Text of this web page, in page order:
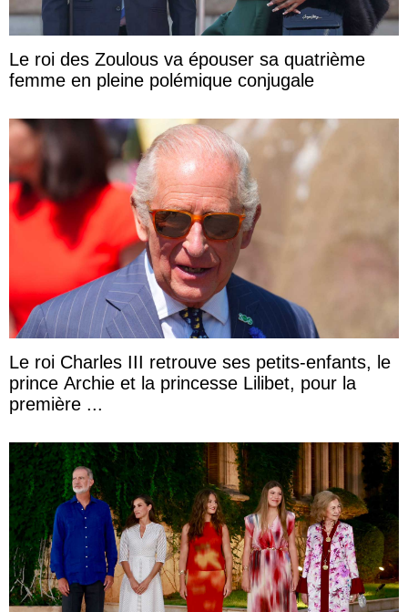
Le roi des Zoulous va épouser sa quatrième
femme en pleine polémique conjugale
Le roi Charles III retrouve ses petits-enfants, le
prince Archie et la princesse Lilibet, pour la
première ...